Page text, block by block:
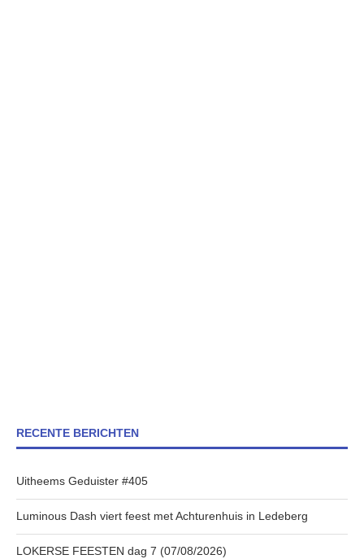
RECENTE BERICHTEN
Uitheems Geduister #405
Luminous Dash viert feest met Achturenhuis in Ledeberg
LOKERSE FEESTEN dag 7 (07/08/2026)